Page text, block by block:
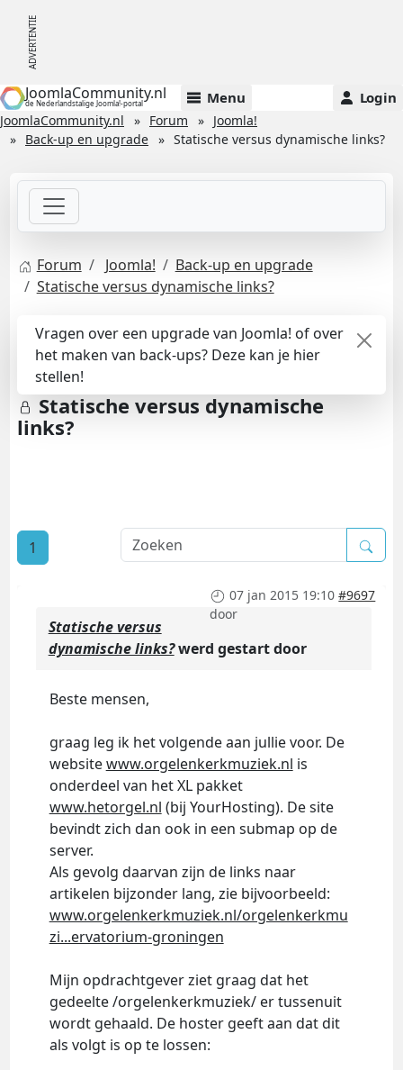
JoomlaCommunity.nl
de Nederlandstalige Joomla!-portal Menu Login
JoomlaCommunity.nl Forum
Joomla!
Back-up en upgrade
Statische versus dynamische links?
Forum Joomla!
Back-up en upgrade
Statische versus dynamische links?
Vragen over een upgrade van Joomla! of over
het maken van back-ups? Deze kan je hier
stellen!
Statische versus dynamische
links?
1
07 jan 2015 19:10 #9697
door
Statische versus
dynamische links?werd gestart door
Beste mensen,
graag leg ik het volgende aan jullie voor. De
websitewww.orgelenkerkmuziek.nl is
onderdeel van het XL pakket
www.hetorgel.nl (bij YourHosting). De site
bevindt zich dan ook in een submap op de
server.
Als gevolg daarvan zijn de links naar
artikelen bijzonder lang, zie bijvoorbeeld:
www.orgelenkerkmuziek.nl/orgelenkerkmu
zi...ervatorium-groningen
Mijn opdrachtgever ziet graag dat het
gedeelte /orgelenkerkmuziek/ er tussenuit
wordt gehaald. De hoster geeft aan dat dit
als volgt is op te lossen: